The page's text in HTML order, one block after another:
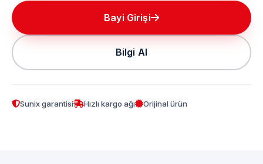
Bayi Girişi
Bilgi Al
Sunix garantisi Hızlı kargo ağı Orijinal ürün